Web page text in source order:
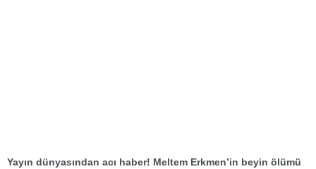
Yayın dünyasından acı haber! Meltem Erkmen’in beyin ölümü